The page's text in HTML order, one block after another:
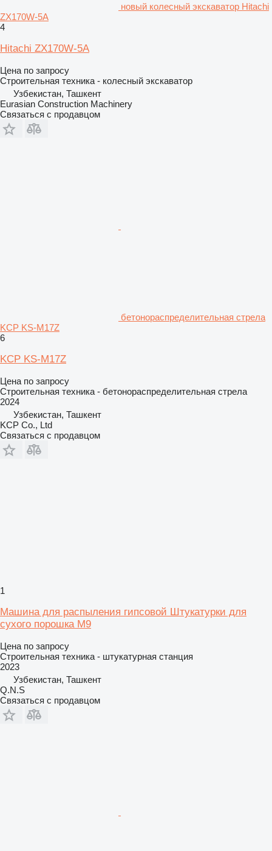
новый колесный экскаватор Hitachi
ZX170W-5A
4
Hitachi ZX170W-5A
Цена по запросу
Строительная техника - колесный экскаватор
Узбекистан, Ташкент
Eurasian Construction Machinery
Связаться с продавцом
бетонораспределительная стрела
KCP KS-M17Z
6
KCP KS-M17Z
Цена по запросу
Строительная техника - бетонораспределительная стрела
2024
Узбекистан, Ташкент
KCP Co., Ltd
Связаться с продавцом
1
Машина для распыления гипсовой Штукатурки для
сухого порошка M9
Цена по запросу
Строительная техника - штукатурная станция
2023
Узбекистан, Ташкент
Q.N.S
Связаться с продавцом